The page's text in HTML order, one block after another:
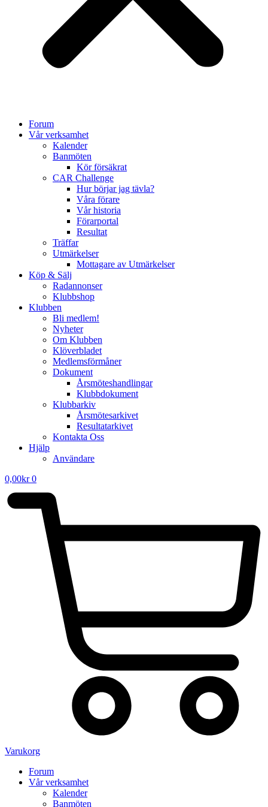
Forum
Vår verksamhet
Kalender
Banmöten
Kör försäkrat
CAR Challenge
Hur börjar jag tävla?
Våra förare
Vår historia
Förarportal
Resultat
Träffar
Utmärkelser
Mottagare av Utmärkelser
Köp & Sälj
Radannonser
Klubbshop
Klubben
Bli medlem!
Nyheter
Om Klubben
Klöverbladet
Medlemsförmåner
Dokument
Årsmöteshandlingar
Klubbdokument
Klubbarkiv
Årsmötesarkivet
Resultatarkivet
Kontakta Oss
Hjälp
Användare
0,00kr 0
Varukorg
Forum
Vår verksamhet
Kalender
Banmöten